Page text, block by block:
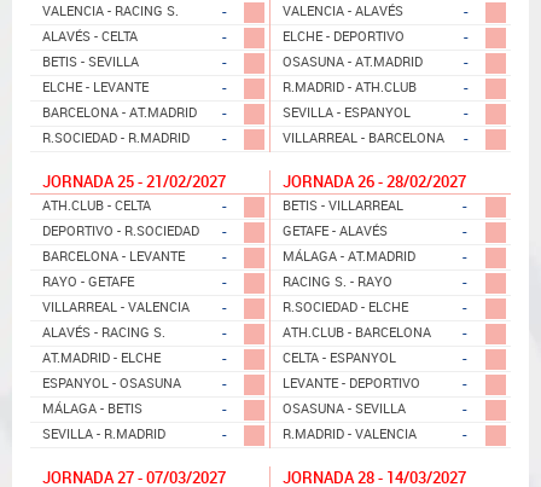
VALENCIA - RACING S. -
ALAVÉS - CELTA -
BETIS - SEVILLA -
ELCHE - LEVANTE -
BARCELONA - AT.MADRID -
R.SOCIEDAD - R.MADRID -
VALENCIA - ALAVÉS -
ELCHE - DEPORTIVO -
OSASUNA - AT.MADRID -
R.MADRID - ATH.CLUB -
SEVILLA - ESPANYOL -
VILLARREAL - BARCELONA -
JORNADA 25 - 21/02/2027
ATH.CLUB - CELTA -
DEPORTIVO - R.SOCIEDAD -
BARCELONA - LEVANTE -
RAYO - GETAFE -
VILLARREAL - VALENCIA -
ALAVÉS - RACING S. -
AT.MADRID - ELCHE -
ESPANYOL - OSASUNA -
MÁLAGA - BETIS -
SEVILLA - R.MADRID -
JORNADA 26 - 28/02/2027
BETIS - VILLARREAL -
GETAFE - ALAVÉS -
MÁLAGA - AT.MADRID -
RACING S. - RAYO -
R.SOCIEDAD - ELCHE -
ATH.CLUB - BARCELONA -
CELTA - ESPANYOL -
LEVANTE - DEPORTIVO -
OSASUNA - SEVILLA -
R.MADRID - VALENCIA -
JORNADA 27 - 07/03/2027 JORNADA 28 - 14/03/2027